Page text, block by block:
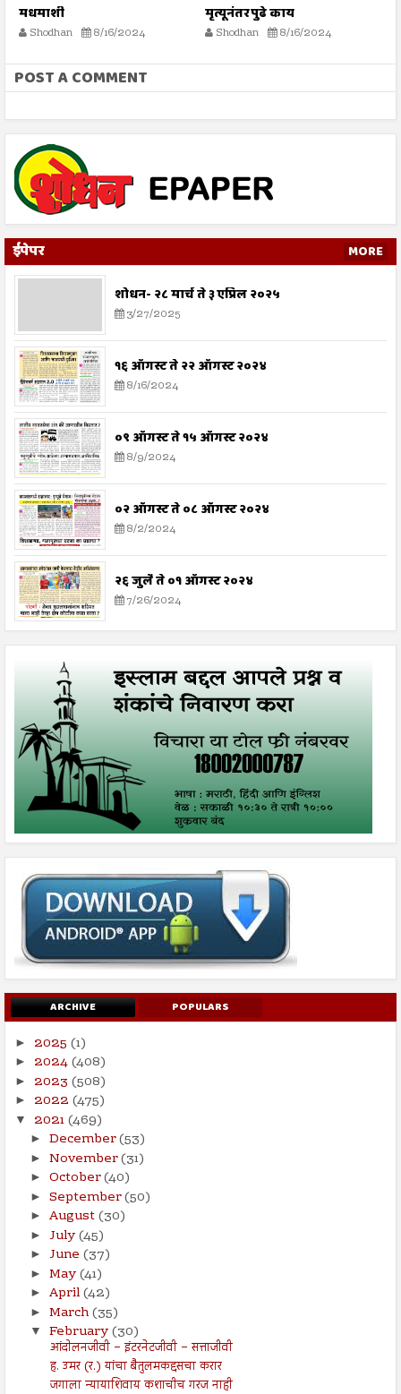
मधमाशी
Shodhan 8/16/2024
मृत्यूनंतर पुढे काय
Shodhan 8/16/2024
POST A COMMENT
ईपेपर MORE
शोधन- २८ मार्च ते ३ एप्रिल २०२५
3/27/2025
१६ ऑगस्ट ते २२ ऑगस्ट २०२४
8/16/2024
०९ ऑगस्ट ते १५ ऑगस्ट २०२४
8/9/2024
०२ ऑगस्ट ते ०८ ऑगस्ट २०२४
8/2/2024
२६ जुलै ते ०१ ऑगस्ट २०२४
7/26/2024
ARCHIVE POPULARS
► 2025 (1)
► 2024(408)
► 2023 (508)
► 2022 (475)
▼ 2021(469)
► December(53)
► November(31)
► October(40)
► September(50)
► August(30)
► July(45)
► June (37)
► May(41)
► April(42)
► March(35)
▼ February(30)
आंदोलनजीवी – इंटरनेटजीवी – सत्ताजीवी
ह. उमर (र.) यांचा बैतुलमकद्दसचा करार
जगाला न्यायाशिवाय कशाचीच गरज नाही